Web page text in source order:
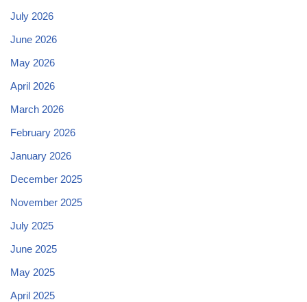
July 2026
June 2026
May 2026
April 2026
March 2026
February 2026
January 2026
December 2025
November 2025
July 2025
June 2025
May 2025
April 2025